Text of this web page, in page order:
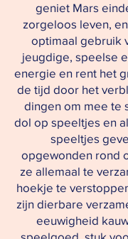
geniet Mars
zorgeloos leven,
optimaal gebruik
jeugdige, speelse
energie en rent het
de tijd door het
dingen om mee te
dol op speeltjes en
speeltjes
opgewonden rond
ze allemaal te
hoekje te
zijn dierbare
eeuwigheid